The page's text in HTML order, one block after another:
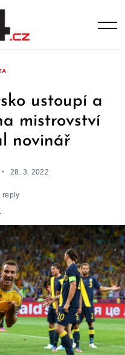
ustoupí a
mistrovství
novinář
28. 3. 2022
reply